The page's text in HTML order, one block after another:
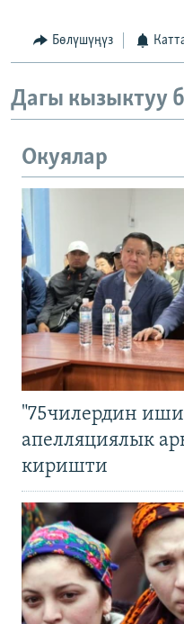
Бөлүшүңүз
Дагы кызыктуу
Окуялар
"75чилердин
апелляциялык
киришти